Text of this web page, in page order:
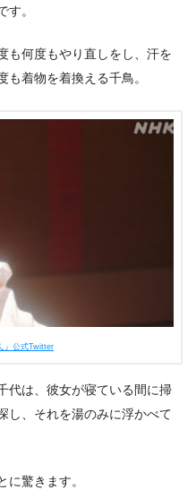
す。
も何度もやり直しをし、汗を
着物を着換える千鳥。
』公式Twitter
代は、彼女が寝ている間に掃
し、それを湯のみに浮かべて
に驚きます。